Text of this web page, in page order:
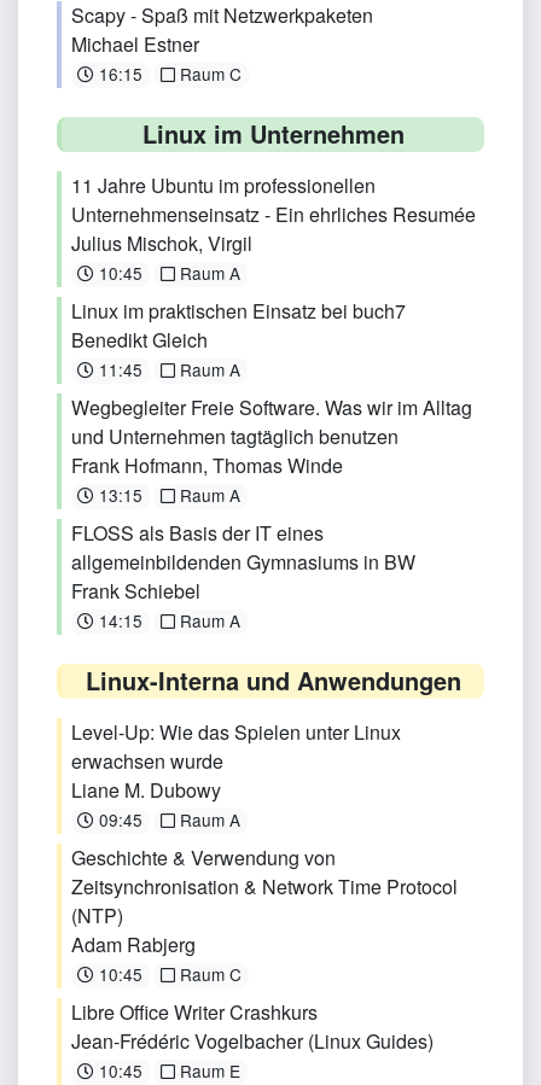
Scapy - Spaß mit Netzwerkpaketen
Michael Estner
16:15 Raum C
Linux im Unternehmen
11 Jahre Ubuntu im professionellen
Unternehmenseinsatz - Ein ehrliches Resumée
Julius Mischok, Virgil
10:45 Raum A
Linux im praktischen Einsatz bei buch7
Benedikt Gleich
11:45 Raum A
Wegbegleiter Freie Software. Was wir im Alltag
und Unternehmen tagtäglich benutzen
Frank Hofmann, Thomas Winde
13:15 Raum A
FLOSS als Basis der IT eines
allgemeinbildenden Gymnasiums in BW
Frank Schiebel
14:15 Raum A
Linux-Interna und Anwendungen
Level-Up: Wie das Spielen unter Linux
erwachsen wurde
Liane M. Dubowy
09:45 Raum A
Geschichte & Verwendung von
Zeitsynchronisation & Network Time Protocol
(NTP)
Adam Rabjerg
10:45 Raum C
Libre Office Writer Crashkurs
Jean-Frédéric Vogelbacher (Linux Guides)
10:45 Raum E